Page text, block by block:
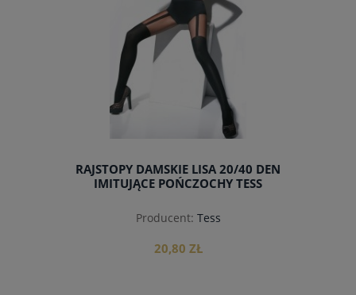
RAJSTOPY DAMSKIE LISA 20/40 DEN
IMITUJĄCE POŃCZOCHY TESS
Producent: Tess
20,80 ZŁ